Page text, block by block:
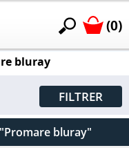
(0)
bluray
FILTRER
"Promare bluray"